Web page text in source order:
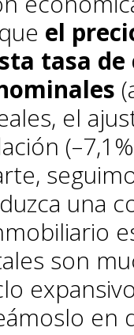
el
tasa
el
una
son
en